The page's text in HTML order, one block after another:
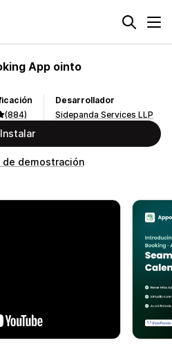
App ointo
(884)
Desarrollador
Sidepanda Services LLP
Instalar
de demostración